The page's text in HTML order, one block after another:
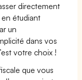
directement
étudiant
un
dans vos
votre choix !
que vous